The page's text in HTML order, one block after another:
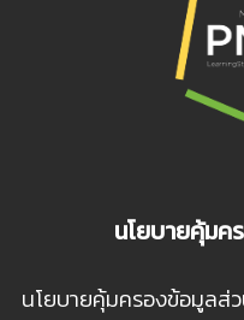
นโยบายคุ้ม
นโยบายคุ้มครองข้อมูลส่